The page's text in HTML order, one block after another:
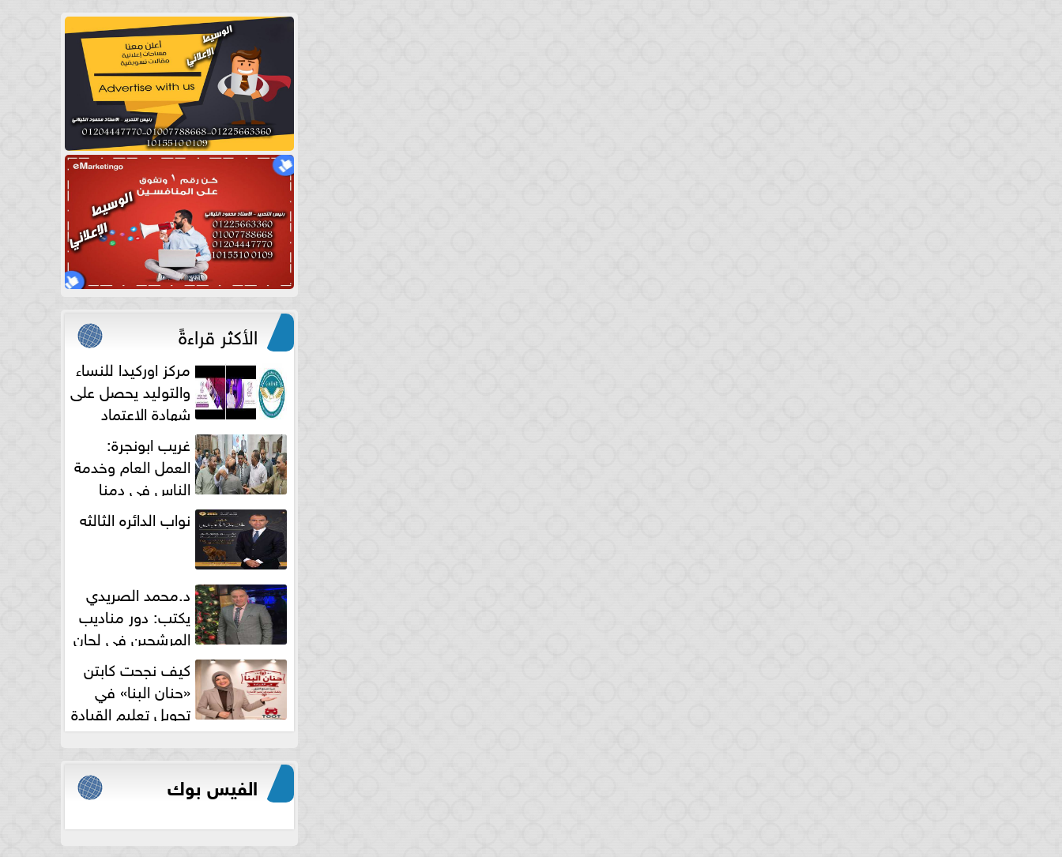
الأكثر قراءةً
مركز اوركيدا للنساء
والتوليد يحصل على
شهادة الاعتماد
الكامل
غريب ابونجرة:
العمل العام وخدمة
الناس فى دمنا
نواب الدائره الثالثه
د.محمد الصريدي
يكتب: دور مناديب
المرشحين في لجان
الانتخابات
كيف نجحت كابتن
«حنان البنا» في
تحويل تعليم القيادة
النسائية من خوف...
الفيس بوك